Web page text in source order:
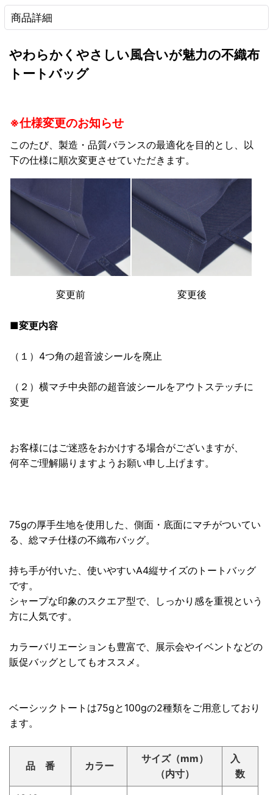
商品詳細
やわらかくやさしい風合いが魅力の不織布
トートバッグ
※仕様変更のお知らせ
このたび、製造・品質バランスの最適化を目的とし、以
下の仕様に順次変更させていただきます。
変更前 変更後
■変更内容
（１）4つ角の超音波シールを廃止
（２）横マチ中央部の超音波シールをアウトステッチに
変更
お客様にはご迷惑をおかけする場合がございますが、
何卒ご理解賜りますようお願い申し上げます。
75gの厚手生地を使用した、側面・底面にマチがついてい
る、総マチ仕様の不織布バッグ。
持ち手が付いた、使いやすいA4縦サイズのトートバッグ
です。
シャープな印象のスクエア型で、しっかり感を重視という
方に人気です。
カラーバリエーションも豊富で、展示会やイベントなどの
販促バッグとしてもオススメ。
ベーシックトートは75gと100gの2種類をご用意しており
ます。
品 番 カラー
サイズ（mm）
（内寸）
入
数